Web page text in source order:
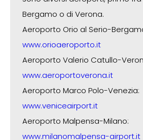
Bergamo o di Verona.
Aeroporto Orio al Serio-
www.orioaeroporto.it
Aeroporto Valerio Catullo-
www.aeroportoverona.it
Aeroporto Marco Polo-Venezia:
www.veniceairport.it
Aeroporto Malpensa-Milano:
www.milanomalpensa-airport.it